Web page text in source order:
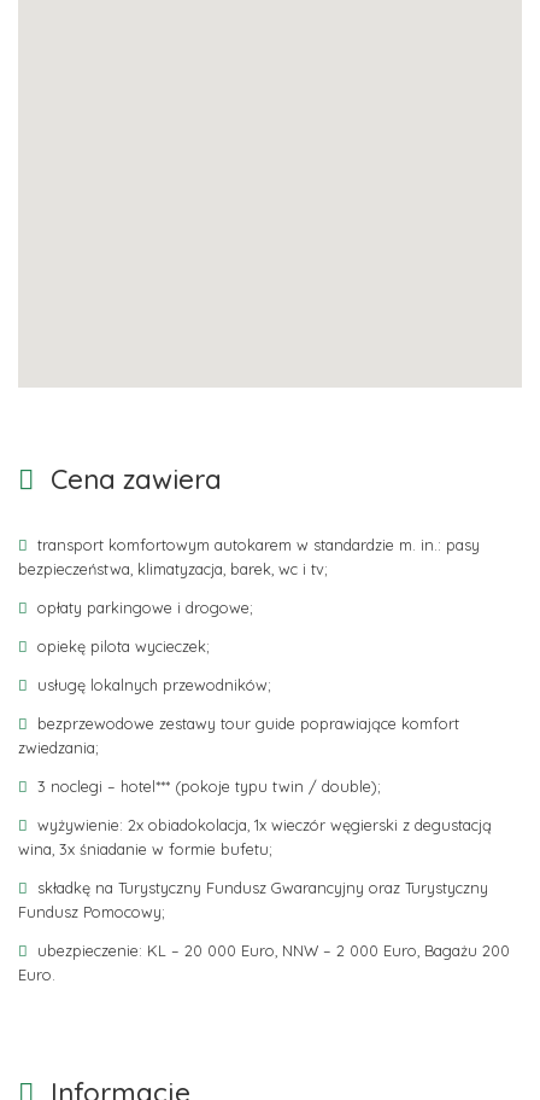
Cena zawiera
transport komfortowym autokarem w standardzie m. in.: pasy
bezpieczeństwa, klimatyzacja, barek, wc i tv;
opłaty parkingowe i drogowe;
opiekę pilota wycieczek;
usługę lokalnych przewodników;
bezprzewodowe zestawy tour guide poprawiające komfort
zwiedzania;
3 noclegi – hotel*** (pokoje typu twin / double);
wyżywienie: 2x obiadokolacja, 1x wieczór węgierski z degustacją
wina, 3x śniadanie w formie bufetu;
składkę na Turystyczny Fundusz Gwarancyjny oraz Turystyczny
Fundusz Pomocowy;
ubezpieczenie: KL – 20 000 Euro, NNW – 2 000 Euro, Bagażu 200
Euro.
Informacje